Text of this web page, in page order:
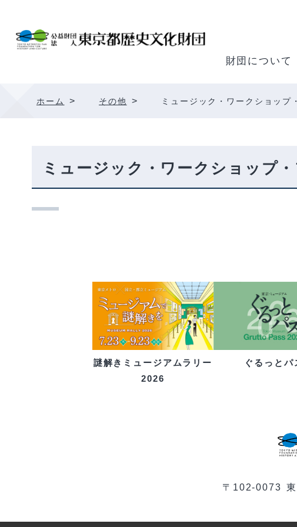
財団について
ホーム > その他 > ミュージック・ワークショップ
ミュージック・ワークショップ
謎解きミュージアムラリー
2026
ぐるっとパ
〒102-0073